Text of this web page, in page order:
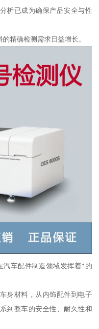
析已成为确保产品安全与性
精确检测需求日益增长。
汽车配件制造领域发挥着*的
身材料，从内饰配件到电子
到整车的安全性、耐久性和